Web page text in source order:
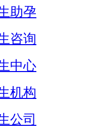
助孕
咨询
中心
机构
公司